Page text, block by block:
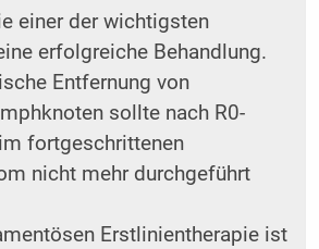
einer der wichtigsten
erfolgreiche Behandlung.
Entfernung von
sollte nach R0-
fortgeschrittenen
nicht mehr durchgeführt
Erstlinientherapie ist